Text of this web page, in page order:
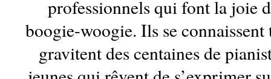
professionnels qui font la joie
boogie-woogie. Ils se connaissent
gravitent des centaines de